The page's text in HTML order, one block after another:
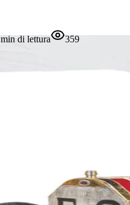
min di lettura 359